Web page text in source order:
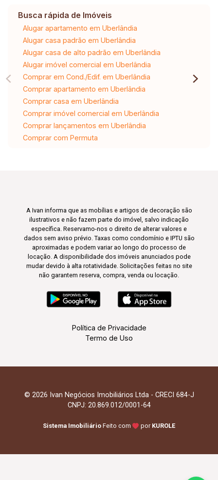
Busca rápida de Imóveis
Alugar apartamento em Uberlândia
Alugar casa padrão em Uberlândia
Alugar casa de alto padrão em Uberlândia
Alugar imóvel comercial em Uberlândia
Comprar em Cond./Edif. em Uberlândia
Comprar apartamento em Uberlândia
Comprar casa em Uberlândia
Comprar imóvel comercial em Uberlândia
Comprar lançamentos em Uberlândia
Comprar com Permuta
A Ivan informa que as mobílias e artigos de decoração são
ilustrativos e não fazem parte do imóvel, salvo indicação
específica. Reservamo-nos o direito de alterar valores e
dados sem aviso prévio. Taxas como condomínio e IPTU são
aproximadas e podem variar ao longo do processo de
locação. A disponibilidade dos imóveis anunciados pode
mudar devido à alta rotatividade. Solicitações feitas no site
não garantem reserva, compra, venda ou locação.
Política de Privacidade
Termo de Uso
© 2026 Ivan Negócios Imobiliários Ltda - CRECI 684-J
CNPJ: 20.869.012/0001-64
Sistema Imobiliário Feito com por KUROLE